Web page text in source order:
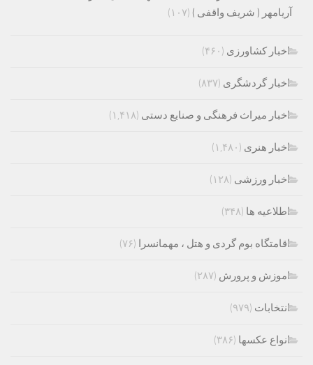
آریامهر ( شریف واقفی ) (۱۰۷)
اخبار کشاورزی (۴۶۰)
اخبار گردشگری (۸۳۷)
اخبار میراث فرهنگی و صنایع دستی (۱,۴۱۸)
اخبار هنری (۱,۴۸۰)
اخبار ورزشی (۱۲۸)
اطلاعیه ها (۳۴۸)
اقامتگاه بوم گردی و هتل ، مهمانسرا (۷۶)
اموزش و پرورش (۲۸۷)
انتخابات (۹۷۹)
انواع عکسها (۳۸۶)